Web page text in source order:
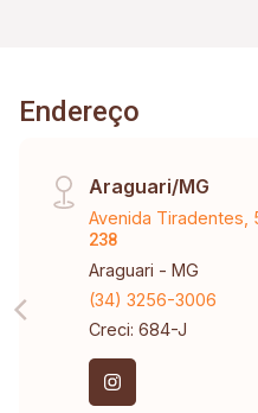
Endereço
Araguari/MG
Avenida Tiradentes,
238
Araguari - MG
(34) 3256-3006
Creci: 684-J